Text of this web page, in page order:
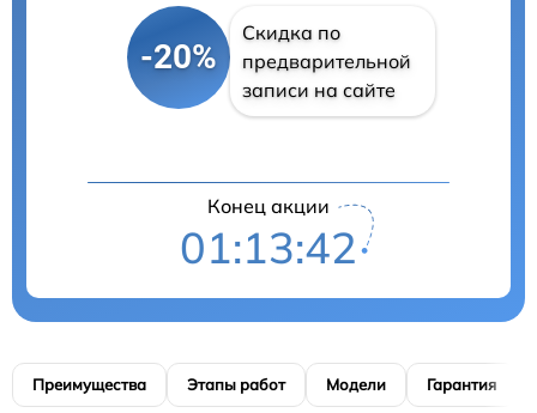
-20%
Скидка по
предварительной
записи на сайте
Конец акции
01:13:41
Преимущества Этапы работ Модели Гарантия